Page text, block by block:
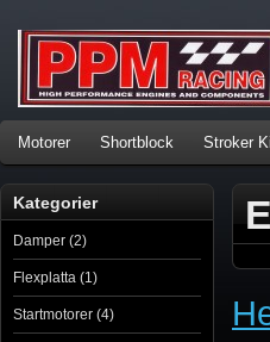
Motorer Shortblock Stroker
Kategorier
Damper (2)
Flexplatta (1)
Startmotorer (4)